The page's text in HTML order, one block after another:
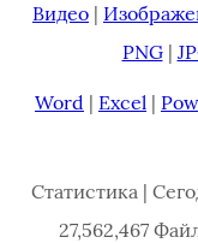
Видео |
PNG|
Word | Excel |
Статистика |
27,562,467